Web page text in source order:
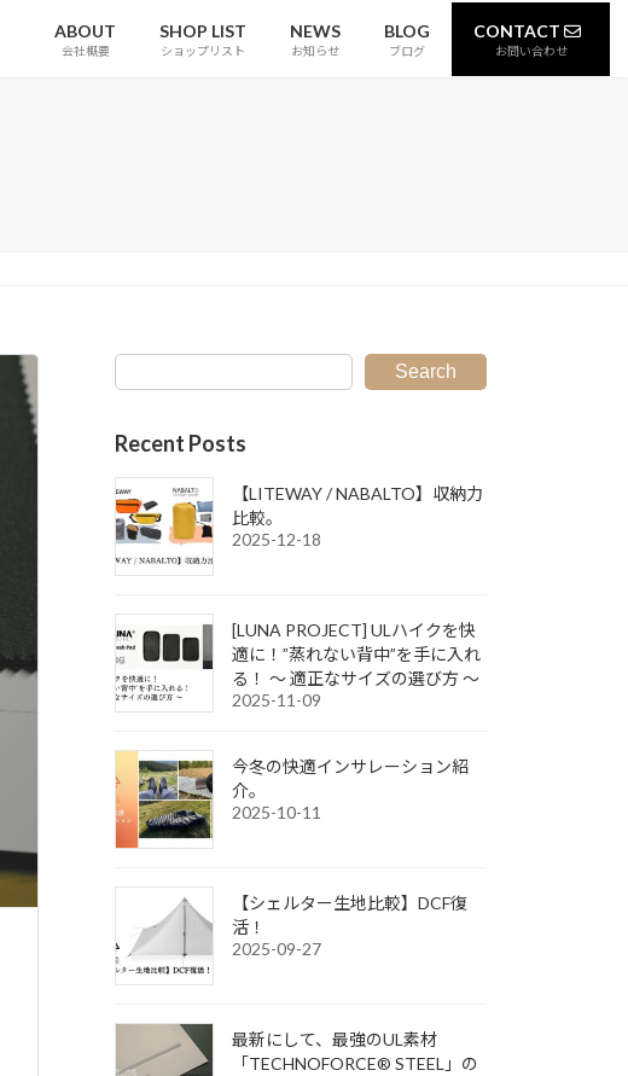
ABOUT
会社概要
SHOP LIST
ショップリスト
NEWS
お知らせ
BLOG
ブログ
CONTACT
お問い合わせ
Search
Recent Posts
【LITEWAY / NABALTO】収納力
比較。
2025-12-18
[LUNA PROJECT] ULハイクを快
適に！”蒸れない背中”を手に入れ
る！ ～ 適正なサイズの選び方 ～
2025-11-09
今冬の快適インサレーション紹
介。
2025-10-11
【シェルター生地比較】DCF復
活！
2025-09-27
最新にして、最強のUL素材
「TECHNOFORCE® STEEL」の